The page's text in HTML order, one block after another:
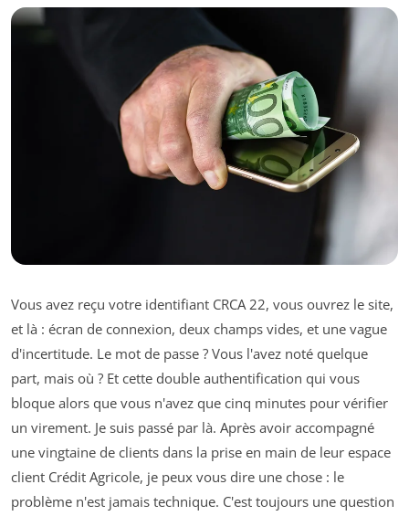
Vous avez reçu votre identifiant CRCA 22, vous ouvrez le site,
et là : écran de connexion, deux champs vides, et une vague
d'incertitude. Le mot de passe ? Vous l'avez noté quelque
part, mais où ? Et cette double authentification qui vous
bloque alors que vous n'avez que cinq minutes pour vérifier
un virement. Je suis passé par là. Après avoir accompagné
une vingtaine de clients dans la prise en main de leur espace
client Crédit Agricole, je peux vous dire une chose : le
problème n'est jamais technique. C'est toujours une question